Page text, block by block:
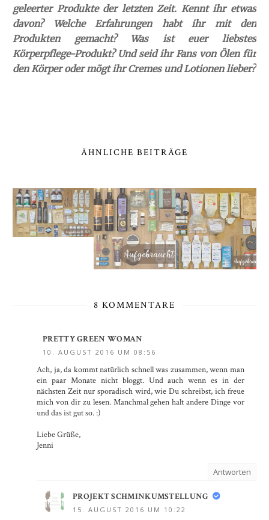
geleerter Produkte der letzten Zeit. Kennt ihr etwas
davon? Welche Erfahrungen habt ihr mit den
Produkten gemacht? Was ist euer liebstes
Körperpflege-Produkt? Und seid ihr Fans von Ölen für
den Körper oder mögt ihr Cremes und Lotionen lieber?
ÄHNLICHE BEITRÄGE
8 KOMMENTARE
PRETTY GREEN WOMAN
10. AUGUST 2016 UM 08:56
Ach, ja, da kommt natürlich schnell was zusammen, wenn man
ein paar Monate nicht bloggt. Und auch wenn es in der
nächsten Zeit nur sporadisch wird, wie Du schreibst, ich freue
mich von dir zu lesen. Manchmal gehen halt andere Dinge vor
und das ist gut so. :)
Liebe Grüße,
Jenni
Antworten
PROJEKT SCHMINKUMSTELLUNG
15. AUGUST 2016 UM 10:22